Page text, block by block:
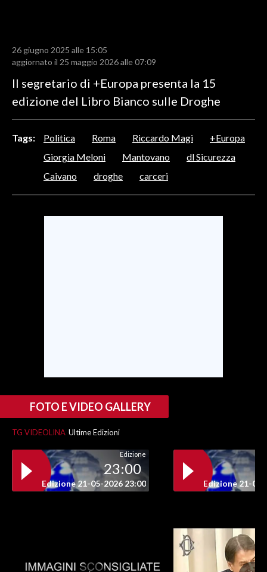
CALCIO
CALCIO REGIONALE
BASKET
VOLLEY
MOTORI
TENNIS
ALTRI SPORT
CULTURA
3 MINUTI CON
INSULARITÀ
INFO AZIENDE
SPIAGGE
26 giugno 2025 alle 15:05
aggiornato il 25 maggio 2026 alle 07:09
Il segretario di +Europa presenta la 15
edizione del Libro Bianco sulle Droghe
Tags: Politica Roma Riccardo Magi
+Europa
Giorgia Meloni
Mantovano
dl Sicurezza
Caivano
droghe carceri
FOTO E VIDEO GALLERY
TG VIDEOLINA Ultime Edizioni
Edizione
23:00
Edizione 21-05-2026 23:00 Edizione 21-05-